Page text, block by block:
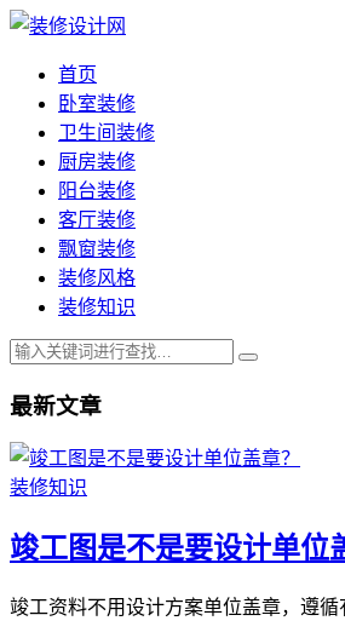
首页
卧室装修
卫生间装修
厨房装修
阳台装修
客厅装修
飘窗装修
装修风格
装修知识
最新文章
装修知识
竣工图是不是要设计单位
竣工资料不用设计方案单位盖章，遵